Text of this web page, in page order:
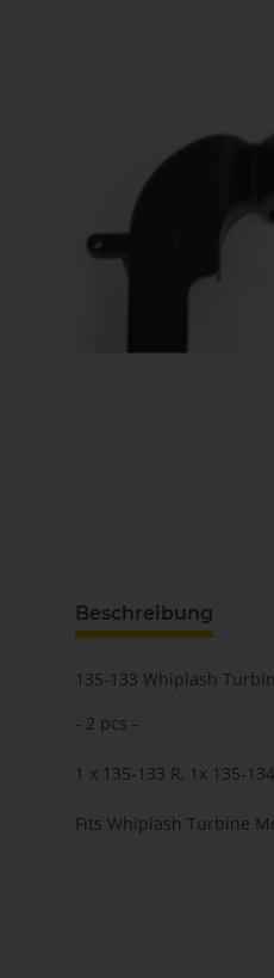
Beschreibung
135-133 Whiplash
- 2 pcs -
1 x 135-133 R, 1x 135-
Fits Whiplash Turbine